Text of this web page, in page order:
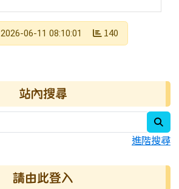
2026-06-11 08:10:01 140
站內搜尋
進階搜尋
請由此登入